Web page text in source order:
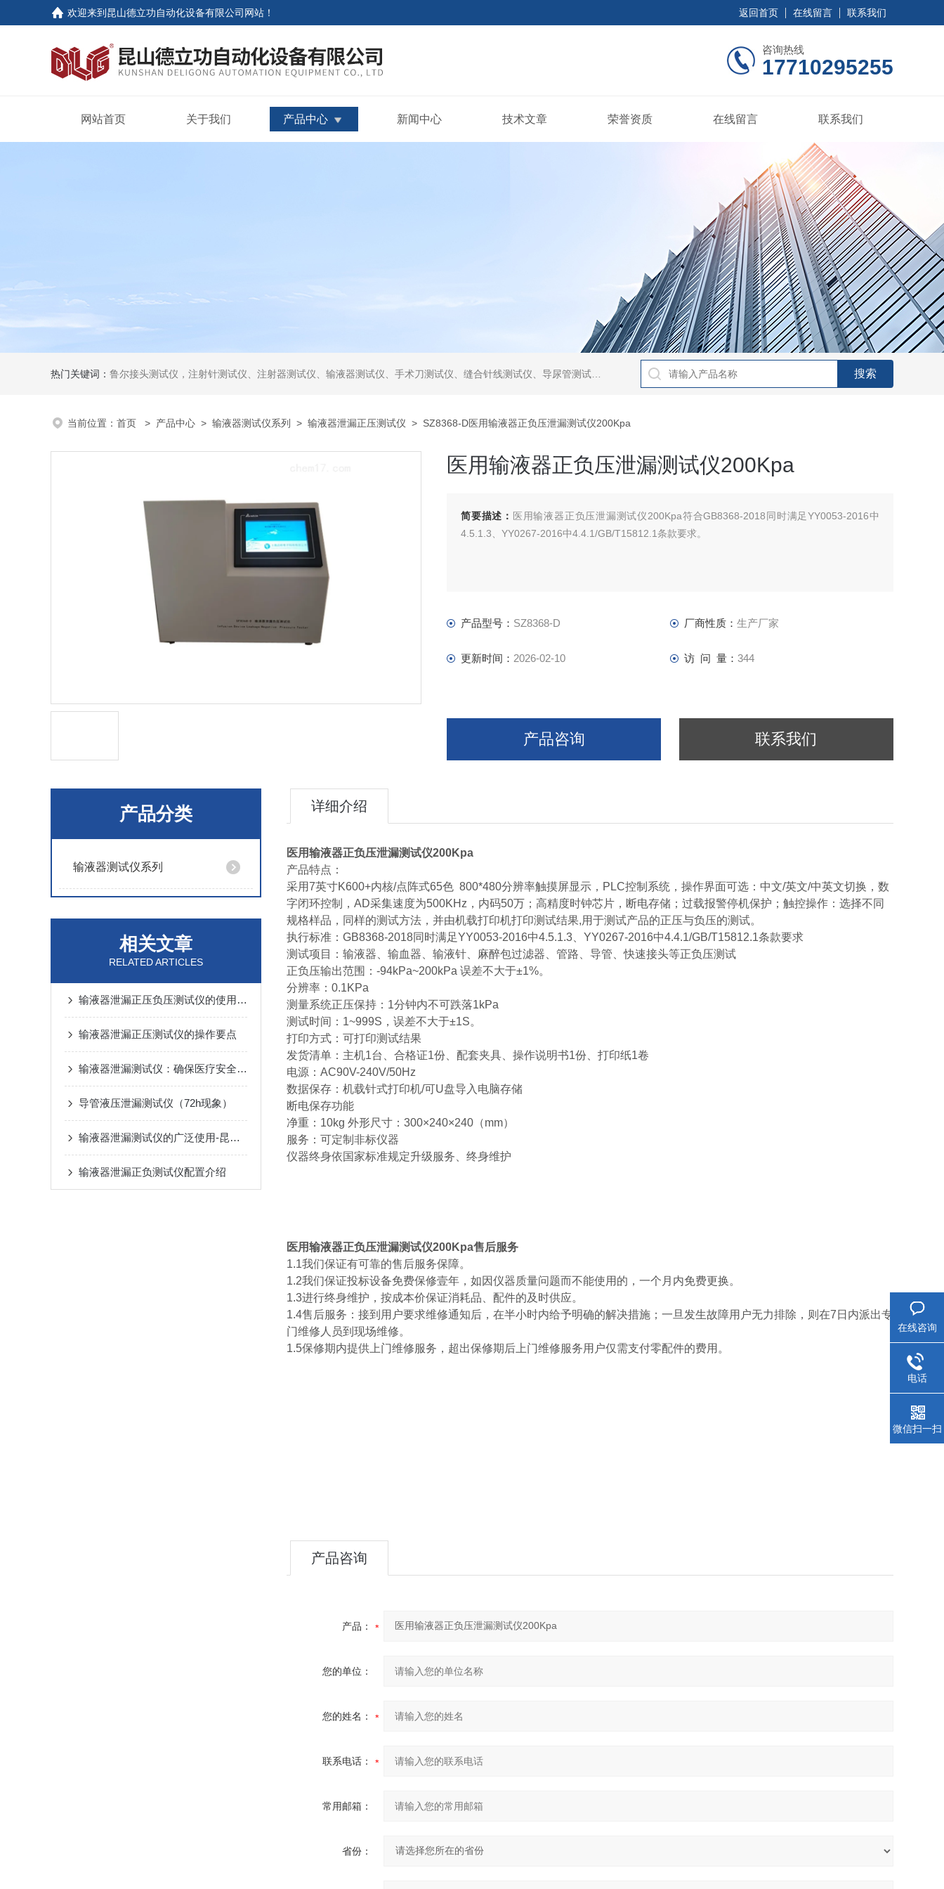
欢迎来到 昆山德立功自动化设备有限公司网站 ！ 返回首页 在线留言 联系我们
咨询热线
17710295255
网站首页 关于我们 产品中心 新闻中心 技术文章 荣誉资质 在线留言 联系我们
热门关键词： 鲁尔接头测试仪，注射针测试仪、注射器测试仪、输液器测试仪、手术刀测试仪、缝合针线测试仪、导尿管测试仪、医用镊钳测试仪、导引管导丝测试仪、针灸针测试仪、留置针测试仪
当前位置： 首页 > 产品中心 > 输液器测试仪系列 > 输液器泄漏正压测试仪 > SZ8368-D医用输液器正负压泄漏测试仪200Kpa
医用输液器正负压泄漏测试仪200Kpa
简要描述： 医用输液器正负压泄漏测试仪200Kpa符合GB8368-2018同时满足YY0053-2016中
4.5.1.3、YY0267-2016中4.4.1/GB/T15812.1条款要求。
产品型号： SZ8368-D 厂商性质： 生产厂家
更新时间： 2026-02-10 访 问 量： 344
产品咨询 联系我们
产品分类
输液器测试仪系列
相关文章
RELATED ARTICLES
输液器泄漏正压负压测试仪的使用方法
输液器泄漏正压测试仪的操作要点
输液器泄漏测试仪：确保医疗安全的关键设备
导管液压泄漏测试仪（72h现象）
输液器泄漏测试仪的广泛使用-昆山德立功电子讲
输液器泄漏正负测试仪配置介绍
详细介绍
医用输液器正负压泄漏测试仪200Kpa
产品特点：
采用7英寸K600+内核/点阵式65色 800*480分辨率触摸屏显示，PLC控制系统，操作界面可选：中文/英文/中英文切换，数
字闭环控制，AD采集速度为500KHz，内码50万；高精度时钟芯片，断电存储；过载报警停机保护；触控操作：选择不同
规格样品，同样的测试方法，并由机载打印机打印测试结果,用于测试产品的正压与负压的测试。
执行标准：GB8368-2018同时满足YY0053-2016中4.5.1.3、YY0267-2016中4.4.1/GB/T15812.1条款要求
测试项目：输液器、输血器、输液针、麻醉包过滤器、管路、导管、快速接头等正负压测试
正负压输出范围：-94kPa~200kPa 误差不大于±1%。
分辨率：0.1KPa
测量系统正压保持：1分钟内不可跌落1kPa
测试时间：1~999S，误差不大于±1S。
打印方式：可打印测试结果
发货清单：主机1台、合格证1份、配套夹具、操作说明书1份、打印纸1卷
电源：AC90V-240V/50Hz
数据保存：机载针式打印机/可U盘导入电脑存储
断电保存功能
净重：10kg 外形尺寸：300×240×240（mm）
服务：可定制非标仪器
仪器终身依国家标准规定升级服务、终身维护
医用输液器正负压泄漏测试仪200Kpa售后服务
1.1我们保证有可靠的售后服务保障。
1.2我们保证投标设备免费保修壹年，如因仪器质量问题而不能使用的，一个月内免费更换。
1.3进行终身维护，按成本价保证消耗品、配件的及时供应。
1.4售后服务：接到用户要求维修通知后，在半小时内给予明确的解决措施；一旦发生故障用户无力排除，则在7日内派出专
门维修人员到现场维修。
1.5保修期内提供上门维修服务，超出保修期后上门维修服务用户仅需支付零配件的费用。
产品咨询
产品：
您的单位：
您的姓名：
联系电话：
常用邮箱：
省份：
在线咨询
电话
微信扫一扫